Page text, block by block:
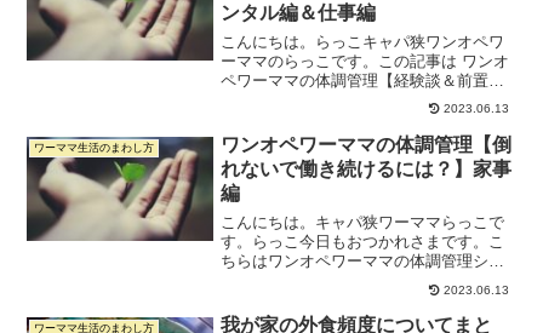
ンタル編＆仕事編
こんにちは。らっこキャパ狭ワンオペワ
ーママのらっこです。この記事は ワンオ
ペワーママの体調管理【経験談＆前置き
編】 の続きです。それではさっそくワン
オペワーママが倒れないために、どのよ
うに体調管理に気を遣うのがよいかを書
いていきたいと思いま...
2023.06.13
ワーママ生活のまわし方
ワンオペワーママの体調管理【倒
れないで働き続けるには？】家事
編
こんにちは。キャパ狭ワーママらっこで
す。らっこ今日もおつかれさまです。こ
ちらはワンオペワーママの体調管理シリ
ーズの3つ目です。前に書いた記事はこち
ら↓です。１：ワンオペワーママの体調管
理【経験談＆前置き編】２：ワンオペワ
2023.06.13
ワーママ生活のまわし方
我が家の外食頻度についてまと